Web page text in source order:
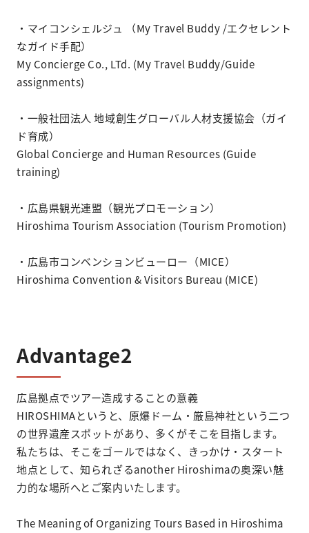
・マイコンシェルジュ （My Travel Buddy /エクセレント
なガイド手配）
My Concierge Co., LTd. (My Travel Buddy/Guide
assignments)
・一般社団法人 地域創生グローバル人材支援協会（ガイ
ド育成）
Global Concierge and Human Resources (Guide
training)
・広島県観光連盟（観光プロモーション）
Hiroshima Tourism Association (Tourism Promotion)
・広島市コンベンションビューロー（MICE）
Hiroshima Convention & Visitors Bureau (MICE)
Advantage2
広島拠点でツアー造成することの意義
HIROSHIMAというと、原爆ドーム・厳島神社という二つ
の世界遺産スポットがあり、多くがそこを目指します。
私たちは、そこをゴールではなく、きっかけ・スタート
地点として、知られざるanother Hiroshimaの奥深い魅
力的な場所へとご案内いたします。
The Meaning of Organizing Tours Based in Hiroshima